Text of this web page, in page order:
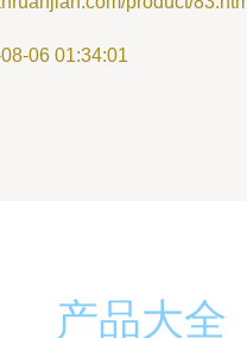
06 01:34:01
产品大全